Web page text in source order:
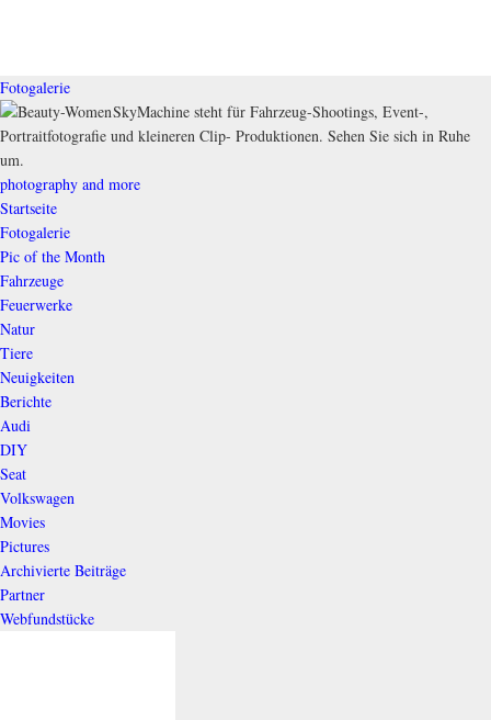
Fotogalerie
SkyMachine steht für Fahrzeug-Shootings, Event-,
Portraitfotografie und kleineren Clip- Produktionen. Sehen Sie sich in Ruhe
um.
photography and more
Startseite
Fotogalerie
Pic of the Month
Fahrzeuge
Feuerwerke
Natur
Tiere
Neuigkeiten
Berichte
Audi
DIY
Seat
Volkswagen
Movies
Pictures
Archivierte Beiträge
Partner
Webfundstücke